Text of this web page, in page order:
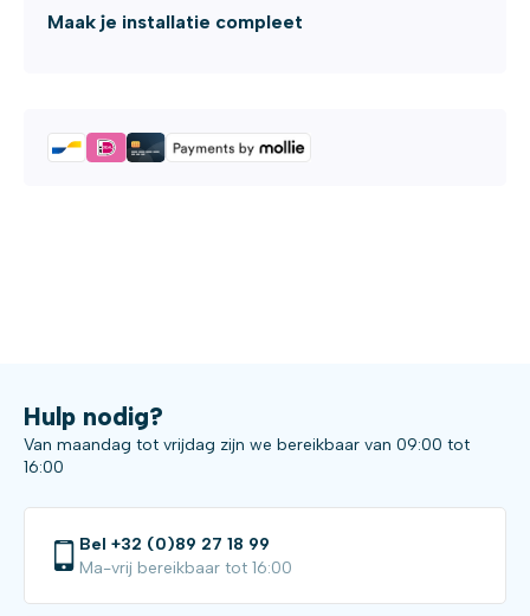
Maak je installatie compleet
Hulp nodig?
Van maandag tot vrijdag zijn we bereikbaar van 09:00 tot
16:00
Bel +32 (0)89 27 18 99
Ma-vrij bereikbaar tot 16:00